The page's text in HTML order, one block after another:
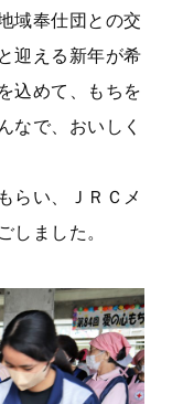
域奉仕団との交
迎える新年が希
込めて、もちを
なで、おいしく
らい、ＪＲＣメ
しました。